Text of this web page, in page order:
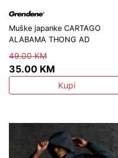
Muške japanke CARTAGO
ALABAMA THONG AD
49.00 KM
35.00 KM
Kupi